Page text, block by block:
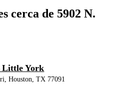
cerca de 5902 N.
Little York
Houston, TX 77091